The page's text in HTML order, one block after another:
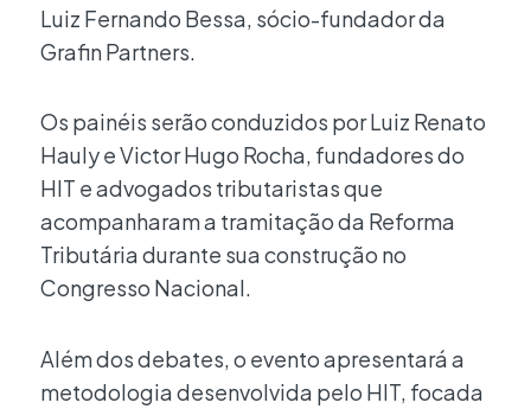
Luiz Fernando Bessa, sócio-fundador da
Grafin Partners.
Os painéis serão conduzidos por Luiz Renato
Hauly e Victor Hugo Rocha, fundadores do
HIT e advogados tributaristas que
acompanharam a tramitação da Reforma
Tributária durante sua construção no
Congresso Nacional.
Além dos debates, o evento apresentará a
metodologia desenvolvida pelo HIT, focada